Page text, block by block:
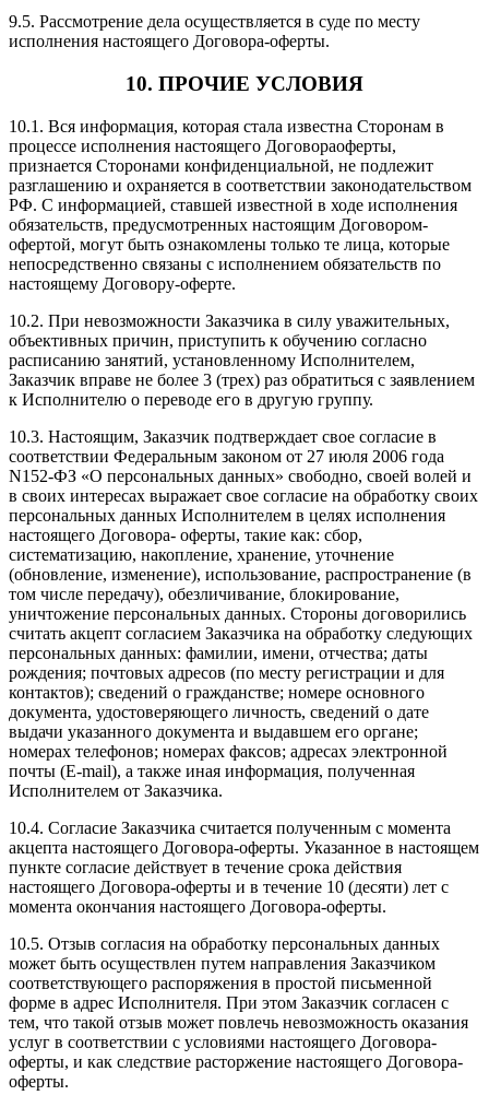
9.5. Рассмотрение дела осуществляется в суде по месту
исполнения настоящего Договора-оферты.
10. ПРОЧИЕ УСЛОВИЯ
10.1. Вся информация, которая стала известна Сторонам в
процессе исполнения настоящего Договораоферты,
признается Сторонами конфиденциальной, не подлежит
разглашению и охраняется в соответствии законодательством
РФ. С информацией, ставшей известной в ходе исполнения
обязательств, предусмотренных настоящим Договором-
офертой, могут быть ознакомлены только те лица, которые
непосредственно связаны с исполнением обязательств по
настоящему Договору-оферте.
10.2. При невозможности Заказчика в силу уважительных,
объективных причин, приступить к обучению согласно
расписанию занятий, установленному Исполнителем,
Заказчик вправе не более 3 (трех) раз обратиться с заявлением
к Исполнителю о переводе его в другую группу.
10.3. Настоящим, Заказчик подтверждает свое согласие в
соответствии Федеральным законом от 27 июля 2006 года
N152-ФЗ «О персональных данных» свободно, своей волей и
в своих интересах выражает свое согласие на обработку своих
персональных данных Исполнителем в целях исполнения
настоящего Договора- оферты, такие как: сбор,
систематизацию, накопление, хранение, уточнение
(обновление, изменение), использование, распространение (в
том числе передачу), обезличивание, блокирование,
уничтожение персональных данных. Стороны договорились
считать акцепт согласием Заказчика на обработку следующих
персональных данных: фамилии, имени, отчества; даты
рождения; почтовых адресов (по месту регистрации и для
контактов); сведений о гражданстве; номере основного
документа, удостоверяющего личность, сведений о дате
выдачи указанного документа и выдавшем его органе;
номерах телефонов; номерах факсов; адресах электронной
почты (E-mail), а также иная информация, полученная
Исполнителем от Заказчика.
10.4. Согласие Заказчика считается полученным с момента
акцепта настоящего Договора-оферты. Указанное в настоящем
пункте согласие действует в течение срока действия
настоящего Договора-оферты и в течение 10 (десяти) лет с
момента окончания настоящего Договора-оферты.
10.5. Отзыв согласия на обработку персональных данных
может быть осуществлен путем направления Заказчиком
соответствующего распоряжения в простой письменной
форме в адрес Исполнителя. При этом Заказчик согласен с
тем, что такой отзыв может повлечь невозможность оказания
услуг в соответствии с условиями настоящего Договора-
оферты, и как следствие расторжение настоящего Договора-
оферты.